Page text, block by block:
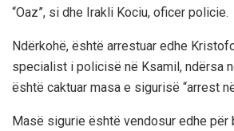
“Oaz”, si dhe Irakli Kociu, oficer policie.
Ndërkohë, është arrestuar edhe
specialist i policisë në Ksamil, ndërsa
është caktuar masa e sigurisë “arrest
Masë sigurie është vendosur edhe për